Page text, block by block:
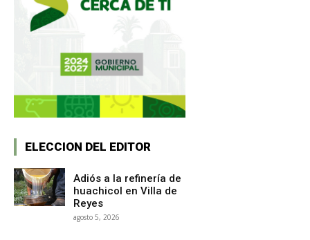
ELECCION DEL EDITOR
Adiós a la refinería de
huachicol en Villa de
Reyes
agosto 5, 2026